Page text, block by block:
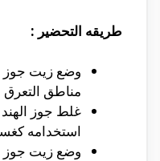
طريقه التحضير :
وضع زيت جوز
مناطق التعرق
غلط جوز
استخدامه
وضع زيت جوز